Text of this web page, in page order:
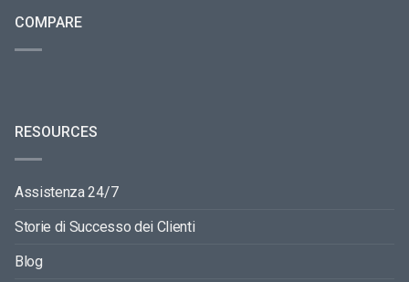
COMPARE
RESOURCES
Assistenza 24/7
Storie di Successo dei Clienti
Blog